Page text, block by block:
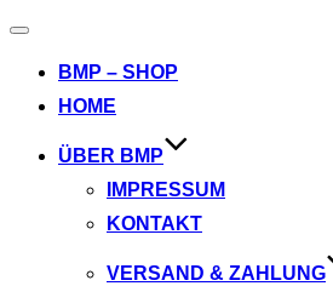
Navigation
BMP – SHOP
HOME
ÜBER BMP
IMPRESSUM
KONTAKT
VERSAND & ZAHLUNG